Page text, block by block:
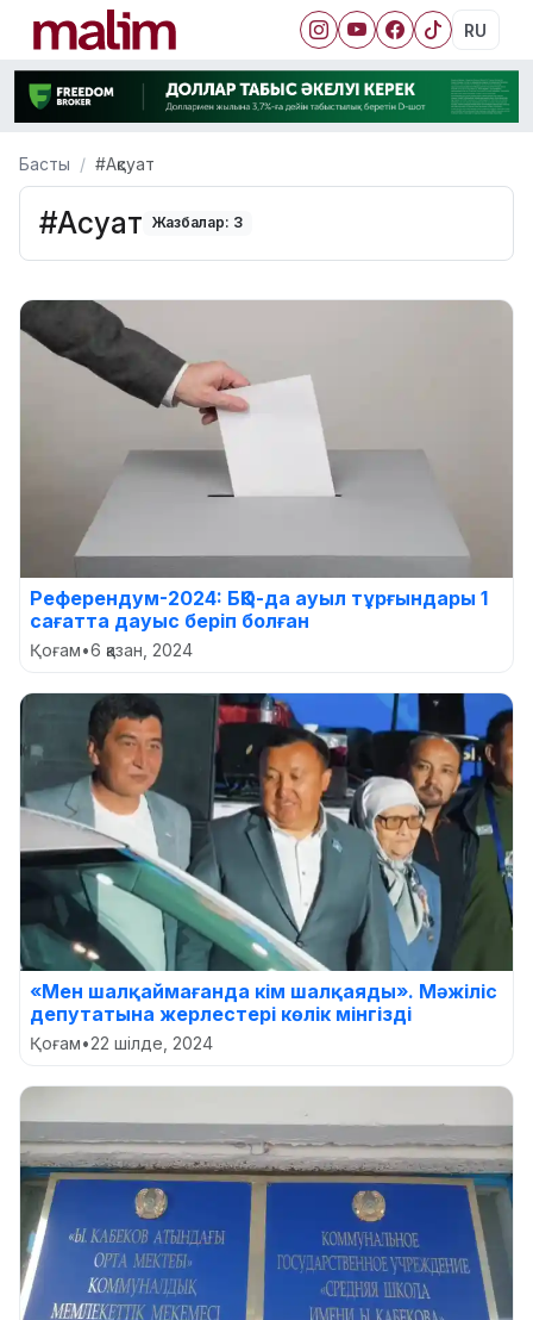
RU
Басты #Ақсуат
#Ақсуат Жазбалар: 3
Референдум-2024: БҚО-да ауыл тұрғындары 1
сағатта дауыс беріп болған
Қоғам•6 қазан, 2024
«Мен шалқаймағанда кім шалқаяды». Мәжіліс
депутатына жерлестері көлік мінгізді
Қоғам•22 шілде, 2024